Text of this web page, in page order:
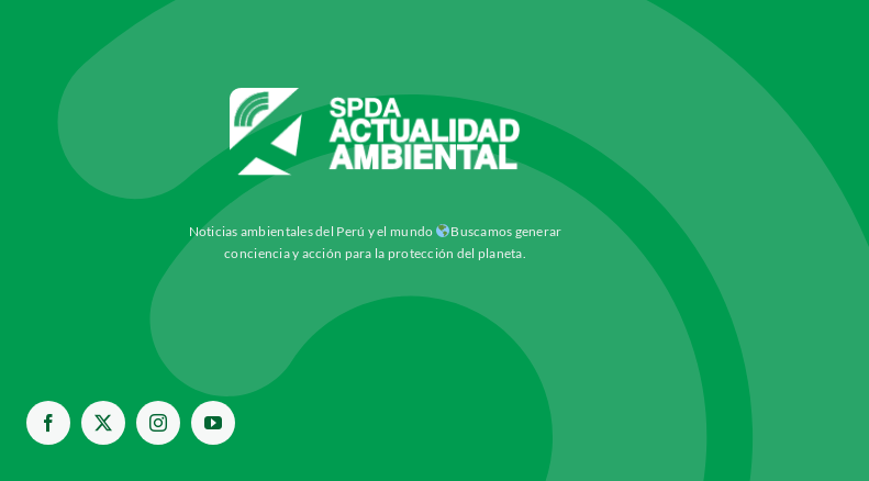
Noticias ambientales del Perú y el mundo
Buscamos generar
conciencia y acción para la protección del planeta.